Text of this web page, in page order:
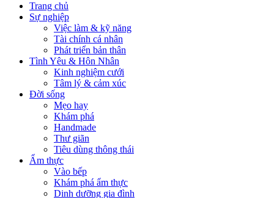
Trang chủ
Sự nghiệp
Việc làm & kỹ năng
Tài chính cá nhân
Phát triển bản thân
Tình Yêu & Hôn Nhân
Kinh nghiệm cưới
Tâm lý & cảm xúc
Đời sống
Mẹo hay
Khám phá
Handmade
Thư giãn
Tiêu dùng thông thái
Ẩm thực
Vào bếp
Khám phá ẩm thực
Dinh dưỡng gia đình